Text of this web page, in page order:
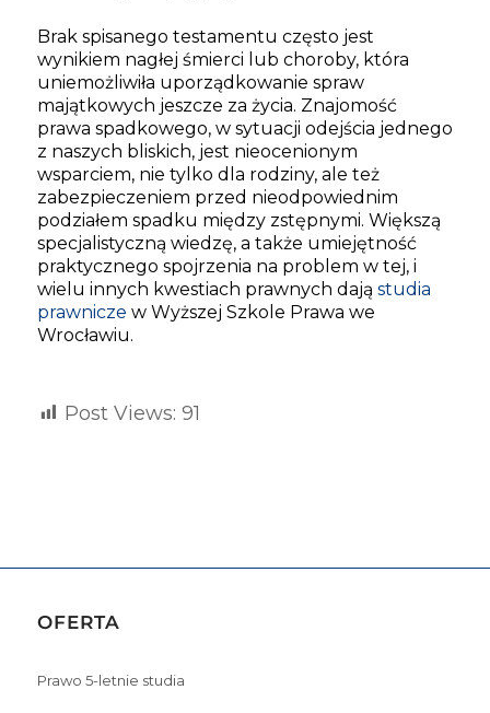
Brak spisanego testamentu często jest
wynikiem nagłej śmierci lub choroby, która
uniemożliwiła uporządkowanie spraw
majątkowych jeszcze za życia. Znajomość
prawa spadkowego, w sytuacji odejścia jednego
z naszych bliskich, jest nieocenionym
wsparciem, nie tylko dla rodziny, ale też
zabezpieczeniem przed nieodpowiednim
podziałem spadku między zstępnymi. Większą
specjalistyczną wiedzę, a także umiejętność
praktycznego spojrzenia na problem w tej, i
wielu innych kwestiach prawnych dają studia
prawnicze w Wyższej Szkole Prawa we
Wrocławiu.
Post Views: 91
OFERTA
Prawo 5-letnie studia